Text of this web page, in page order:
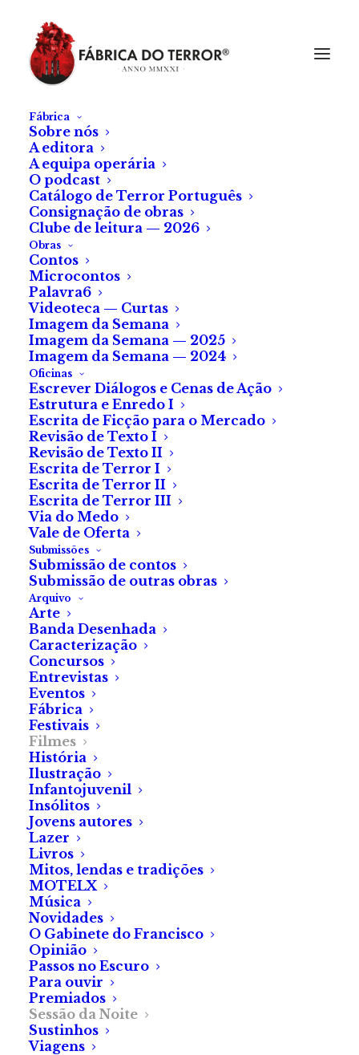
Fábrica
Sobre nós
A editora
A equipa operária
O podcast
Catálogo de Terror Português
Consignação de obras
Clube de leitura — 2026
Obras
Contos
Microcontos
Palavra6
Videoteca — Curtas
Imagem da Semana
Imagem da Semana — 2025
Imagem da Semana — 2024
Oficinas
Escrever Diálogos e Cenas de Ação
Estrutura e Enredo I
Escrita de Ficção para o Mercado
Revisão de Texto I
Revisão de Texto II
Escrita de Terror I
Escrita de Terror II
Escrita de Terror III
Via do Medo
Vale de Oferta
Submissões
Submissão de contos
Submissão de outras obras
Arquivo
Arte
Banda Desenhada
Caracterização
Concursos
Entrevistas
Eventos
Fábrica
Festivais
Filmes
História
Ilustração
Infantojuvenil
Insólitos
Jovens autores
Lazer
Livros
Mitos, lendas e tradições
MOTELX
Música
Novidades
O Gabinete do Francisco
Opinião
Passos no Escuro
Para ouvir
Premiados
Sessão da Noite
Sustinhos
Viagens
«The Black Phone»
(2022)
The Black Phone
num conto de Joe Hill. Se
esse facto não chega para
convencer os amantes de
cinema de terror, então e se
vos disser que o Ethan Hawke
fazum papelão
Maria Varanda